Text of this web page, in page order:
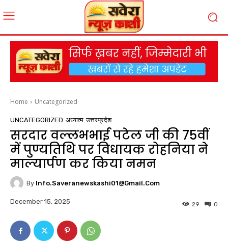
Home Uncategorized
UNCATEGORIZED अध्यात्म उत्तरप्रदेश
सरदार वल्लभभाई पटेल जी की 75वीं
में पुण्यतिथि पर विधायक रोहनिया ने
माल्यार्पण कर किया नमन
By Info.saveranewskashi01@gmail.com
December 15, 2025 0
29